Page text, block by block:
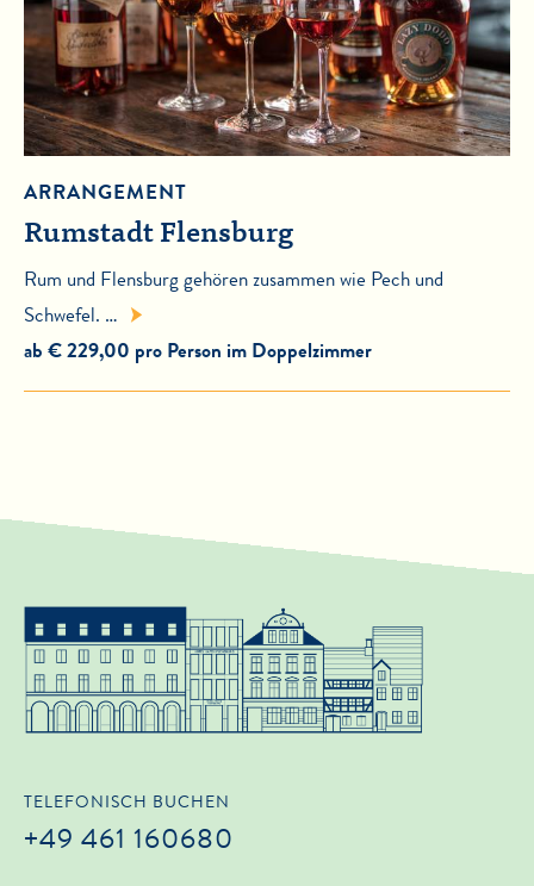
ARRANGEMENT
Rumstadt Flensburg
Rum und Flensburg gehören zusammen wie Pech und
Schwefel. …
ab € 229,00 pro Person im Doppelzimmer
TELEFONISCH BUCHEN
+49 461 160680